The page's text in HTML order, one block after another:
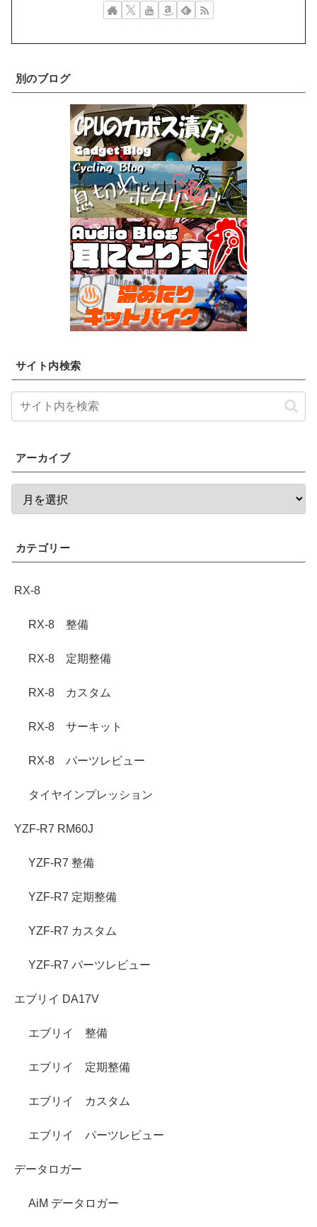
別のブログ
サイト内検索
アーカイブ
カテゴリー
RX-8
RX-8 整備
RX-8 定期整備
RX-8 カスタム
RX-8 サーキット
RX-8 パーツレビュー
タイヤインプレッション
YZF-R7 RM60J
YZF-R7 整備
YZF-R7 定期整備
YZF-R7 カスタム
YZF-R7 パーツレビュー
エブリイ DA17V
エブリイ 整備
エブリイ 定期整備
エブリイ カスタム
エブリイ パーツレビュー
データロガー
AiM データロガー